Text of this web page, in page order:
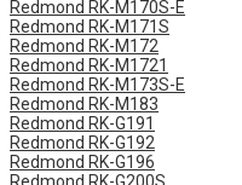
Redmond RK-M170S-E
Redmond RK-M171S
Redmond RK-M172
Redmond RK-M1721
Redmond RK-M173S-E
Redmond RK-M183
Redmond RK-G191
Redmond RK-G192
Redmond RK-G196